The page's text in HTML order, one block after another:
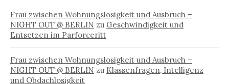
Frau zwischen Wohnungslosigkeit und Ausbruch –
NIGHT OUT @ BERLIN zu Geschwindigkeit und
Entsetzen im Parforceritt
Frau zwischen Wohnungslosigkeit und Ausbruch –
NIGHT OUT @ BERLIN zu Klassenfragen, Intelligenz
und Obdachlosigkeit